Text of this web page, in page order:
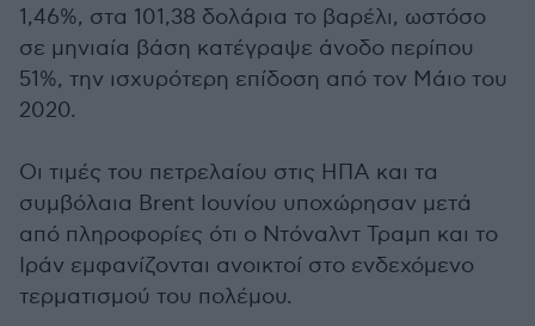
1,46%, στα 101,38 δολάρια το βαρέλι, ωστόσο
σε μηνιαία βάση κατέγραψε άνοδο περίπου
51%, την ισχυρότερη επίδοση από τον Μάιο του
2020.
Οι τιμές του πετρελαίου στις ΗΠΑ και τα
συμβόλαια Brent Ιουνίου υποχώρησαν μετά
από πληροφορίες ότι ο Ντόναλντ Τραμπ και το
Ιράν εμφανίζονται ανοικτοί στο ενδεχόμενο
τερματισμού του πολέμου.